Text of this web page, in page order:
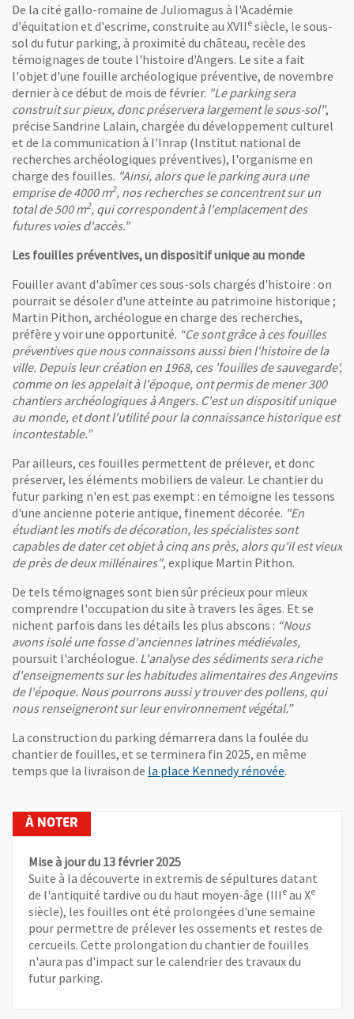
De la cité gallo-romaine de Juliomagus à l'Académie
d'équitation et d'escrime, construite au XVII e siècle, le sous-
sol du futur parking, à proximité du château, recèle des
témoignages de toute l'histoire d'Angers. Le site a fait
l'objet d'une fouille archéologique préventive, de novembre
dernier à ce début de mois de février. "Le parking sera
construit sur pieux, donc préservera largement le sous-sol",
précise Sandrine Lalain, chargée du développement culturel
et de la communication à l'Inrap (Institut national de
recherches archéologiques préventives), l'organisme en
charge des fouilles. "Ainsi, alors que le parking aura une
emprise de 4000 m2, nos recherches se concentrent sur un
total de 500 m2, qui correspondent à l'emplacement des
futures voies d'accès."
Les fouilles préventives, un dispositif unique au monde
Fouiller avant d'abîmer ces sous-sols chargés d'histoire : on
pourrait se désoler d'une atteinte au patrimoine historique ;
Martin Pithon, archéologue en charge des recherches,
préfère y voir une opportunité. “Ce sont grâce à ces fouilles
préventives que nous connaissons aussi bien l'histoire de la
ville. Depuis leur création en 1968, ces 'fouilles de sauvegarde',
comme on les appelait à l'époque, ont permis de mener 300
chantiers archéologiques à Angers. C'est un dispositif unique
au monde, et dont l'utilité pour la connaissance historique est
incontestable.”
Par ailleurs, ces fouilles permettent de prélever, et donc
préserver, les éléments mobiliers de valeur. Le chantier du
futur parking n'en est pas exempt : en témoigne les tessons
d'une ancienne poterie antique, finement décorée. "En
étudiant les motifs de décoration, les spécialistes sont
capables de dater cet objet à cinq ans près, alors qu'il est vieux
de près de deux millénaires", explique Martin Pithon.
De tels témoignages sont bien sûr précieux pour mieux
comprendre l'occupation du site à travers les âges. Et se
nichent parfois dans les détails les plus abscons : “Nous
avons isolé une fosse d'anciennes latrines médiévales,
poursuit l'archéologue. L'analyse des sédiments sera riche
d'enseignements sur les habitudes alimentaires des Angevins
de l'époque. Nous pourrons aussi y trouver des pollens, qui
nous renseigneront sur leur environnement végétal.”
La construction du parking démarrera dans la foulée du
chantier de fouilles, et se terminera fin 2025, en même
temps que la livraison de la place Kennedy rénovée.
Mise à jour du 13 février 2025
Suite à la découverte in extremis de sépultures datant
de l'antiquité tardive ou du haut moyen-âge (III e au Xe
siècle), les fouilles ont été prolongées d'une semaine
pour permettre de prélever les ossements et restes de
cercueils. Cette prolongation du chantier de fouilles
n'aura pas d'impact sur le calendrier des travaux du
futur parking.